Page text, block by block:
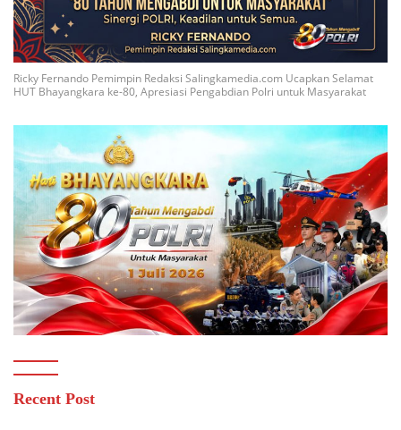
Ricky Fernando Pemimpin Redaksi Salingkamedia.com Ucapkan Selamat
HUT Bhayangkara ke-80, Apresiasi Pengabdian Polri untuk Masyarakat
Recent Post